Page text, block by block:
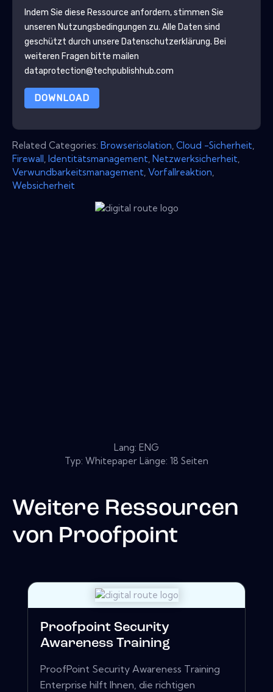
Indem Sie diese Ressource anfordern, stimmen Sie
unseren Nutzungsbedingungen zu. Alle Daten sind
geschützt durch unsere Datenschutzerklärung. Bei
weiteren Fragen bitte mailen
dataprotection@techpublishhub.com
DOWNLOAD
Related Categories: Browserisolation Cloud -Sicherheit
Firewall Identitätsmanagement Netzwerksicherheit
Verwundbarkeitsmanagement Vorfallreaktion
Websicherheit
Lang: ENG
Typ: Whitepaper Länge: 18 Seiten
Weitere Ressourcen
von Proofpoint
Proofpoint Security
Awareness Training
ProofPoint Security Awareness Training
Enterprise hilft Ihnen, die richtigen